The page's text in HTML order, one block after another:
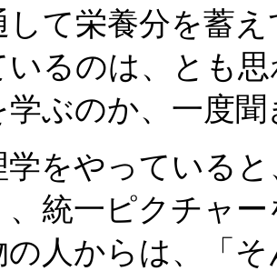
して栄養分を蓄
いるのは、とも
学ぶのか、一度
学をやっている
、統一ピクチャ
の人からは、「